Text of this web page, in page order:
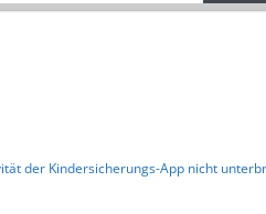
der Kindersicherungs-App nicht